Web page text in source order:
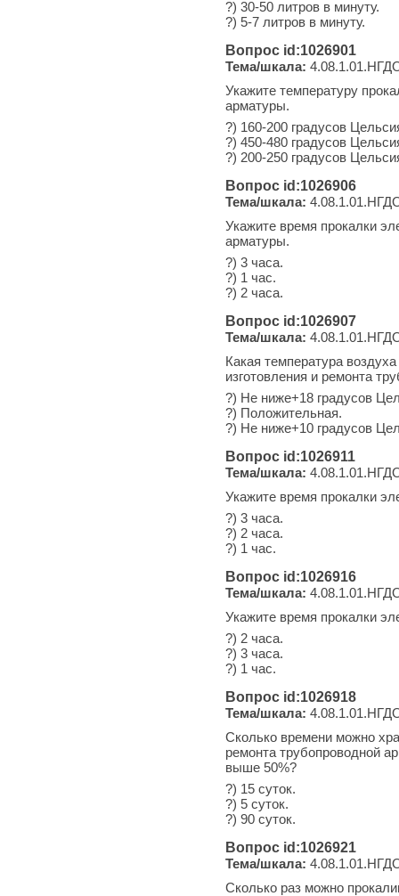
?) 30-50 литров в минуту.
?) 5-7 литров в минуту.
Вопрос id:1026901
Тема/шкала:
Укажите температуру
арматуры.
?) 160-200 градусов
?) 450-480 градусов
?) 200-250 градусов
Вопрос id:1026906
Тема/шкала:
Укажите время прокалки
арматуры.
?) 3 часа.
?) 1 час.
?) 2 часа.
Вопрос id:1026907
Тема/шкала:
Какая температура
изготовления и ремонта
?) Не ниже+18 градусов
?) Положительная.
?) Не ниже+10 градусов
Вопрос id:1026911
Тема/шкала:
Укажите время прокалки
?) 3 часа.
?) 2 часа.
?) 1 час.
Вопрос id:1026916
Тема/шкала:
Укажите время прокалки
?) 2 часа.
?) 3 часа.
?) 1 час.
Вопрос id:1026918
Тема/шкала:
Сколько времени можно
ремонта трубопроводной
выше 50%?
?) 15 суток.
?) 5 суток.
?) 90 суток.
Вопрос id:1026921
Тема/шкала:
Сколько раз можно